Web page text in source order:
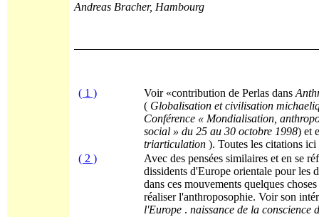
Andreas Bracher, Hambourg
( 1 ) Voir «contribution de Perlas dans
( Globalisation et civilisation m
Conférence « Mondialisation,
social » du 25 au 30 octobre 1998) et
triarticulation ). Toutes les citations
( 2 )
Avec des pensées similaires et en se
dissidents d'Europe orientale pour les
dans ces mouvements quelques
réaliser l'anthroposophie. Voir son
l'Europe . naissance de la conscience